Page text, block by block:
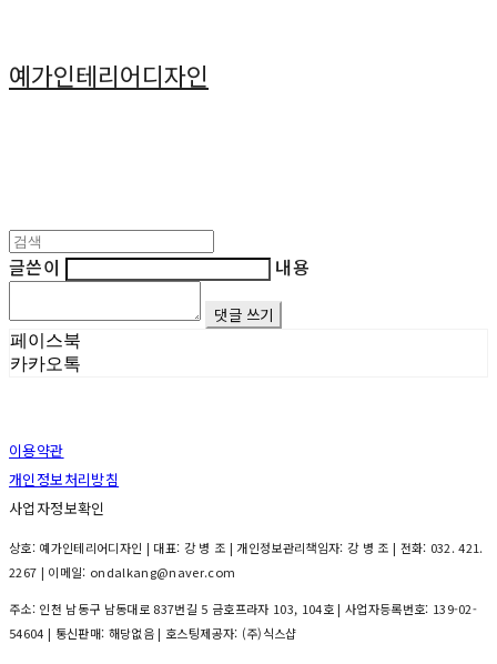
예가인테리어디자인
글쓴이 내용
댓글 쓰기
페이스북
카카오톡
이용약관
개인정보처리방침
사업자정보확인
상호: 예가인테리어디자인 | 대표: 강 병 조 | 개인정보관리책임자: 강 병 조 | 전화: 032. 421.
2267 | 이메일: ondalkang@naver.com
주소: 인천 남동구 남동대로 837번길 5 금호프라자 103, 104호 | 사업자등록번호: 139-02-
54604 | 통신판매: 해당없음| 호스팅제공자: (주)식스샵